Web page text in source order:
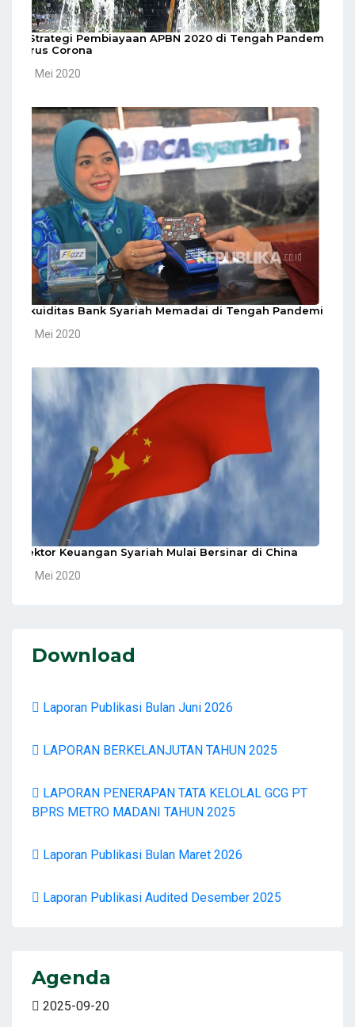
5 Strategi Pembiayaan APBN 2020 di Tengah Pandemi
Virus Corona
10 Mei 2020
Likuiditas Bank Syariah Memadai di Tengah Pandemi
10 Mei 2020
Sektor Keuangan Syariah Mulai Bersinar di China
10 Mei 2020
Download
Laporan Publikasi Bulan Juni 2026
LAPORAN BERKELANJUTAN TAHUN 2025
LAPORAN PENERAPAN TATA KELOLAL GCG PT
BPRS METRO MADANI TAHUN 2025
Laporan Publikasi Bulan Maret 2026
Laporan Publikasi Audited Desember 2025
Agenda
2025-09-20